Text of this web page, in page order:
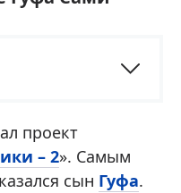
проект
– 2». Самым
сын Гуфа.